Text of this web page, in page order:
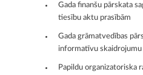
Gada finanšu pārskata
tiesību aktu prasībām
Gada grāmatvedības
informatīvu skaidrojumu
Papildu organizatoriska